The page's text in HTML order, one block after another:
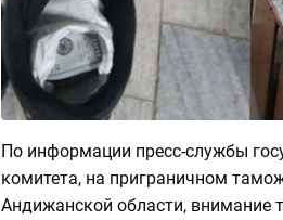
По информации пресс-службы
комитета, на приграничном
Андижанской области, внимание